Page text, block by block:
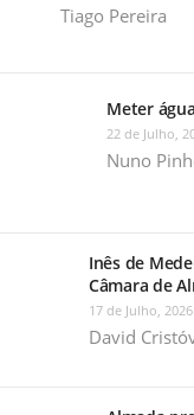
Tiago Pereira
Meter água
22 de Julho,
Nuno
Inês de
Câmara de
17 de Julho, 2026
David